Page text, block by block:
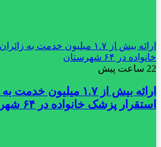
ارائه بیش از ۱.۷ میلیون خدمت
خانواده در ۶۴ شهرستان
22 ساعت پیش
ارائه بیش از ۱.۷ میلیون
استقرار پزشک خانواده در ۶۴ شهرستان